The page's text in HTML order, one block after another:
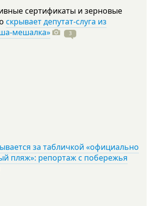
сертификаты и зерновые
скрывает депутат-слуга из
мешалка»
3
за табличкой «официально
пляж»: репортаж с побережья